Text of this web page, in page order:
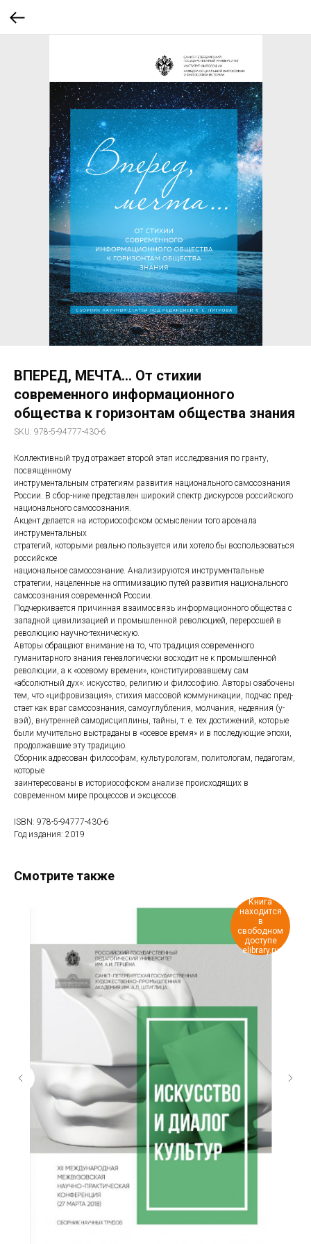
ВПЕРЕД, МЕЧТА… От стихии
современного информационного
общества к горизонтам общества знания
SKU: 978-5-94777-430-6
Коллективный труд отражает второй этап исследования по гранту,
посвященному
инструментальным стратегиям развития национального самосознания
России. В сбор-нике представлен широкий спектр дискурсов российского
национального самосознания.
Акцент делается на историософском осмыслении того арсенала
инструментальных
стратегий, которыми реально пользуется или хотело бы воспользоваться
российское
национальное самосознание. Анализируются инструментальные
стратегии, нацеленные на оптимизацию путей развития национального
самосознания современной России.
Подчеркивается причинная взаимосвязь информационного общества с
западной цивилизацией и промышленной революцией, переросшей в
революцию научно-техническую.
Авторы обращают внимание на то, что традиция современного
гуманитарного знания генеалогически восходит не к промышленной
революции, а к «осевому времени», конституировавшему сам
«абсолютный дух»: искусство, религию и философию. Авторы озабочены
тем, что «цифровизация», стихия массовой коммуникации, подчас пред-
стает как враг самосознания, самоуглубления, молчания, недеяния (у-
вэй), внутренней самодисциплины, тайны, т. е. тех достижений, которые
были мучительно выстраданы в «осевое время» и в последующие эпохи,
продолжавшие эту традицию.
Сборник адресован философам, культурологам, политологам, педагогам,
которые
заинтересованы в историософском анализе происходящих в
современном мире процессов и эксцессов.
ISBN: 978-5-94777-430-6
Год издания: 2019
Смотрите также
Книга
находится
в
свободном
доступе
elibrary.ru